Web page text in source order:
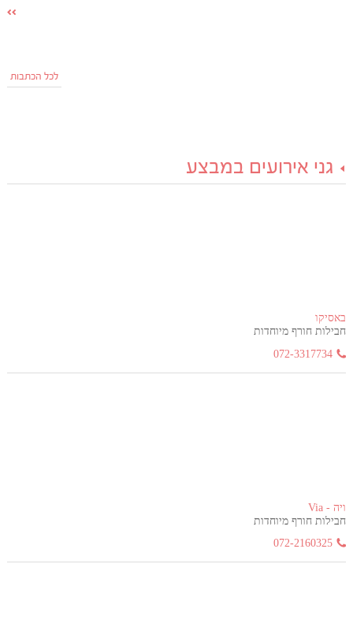
לכל הכתבות
גני אירועים במבצע
באסיקו
חבילות חורף מיוחדות
072-3317734
ויה - Via
חבילות חורף מיוחדות
072-2160325